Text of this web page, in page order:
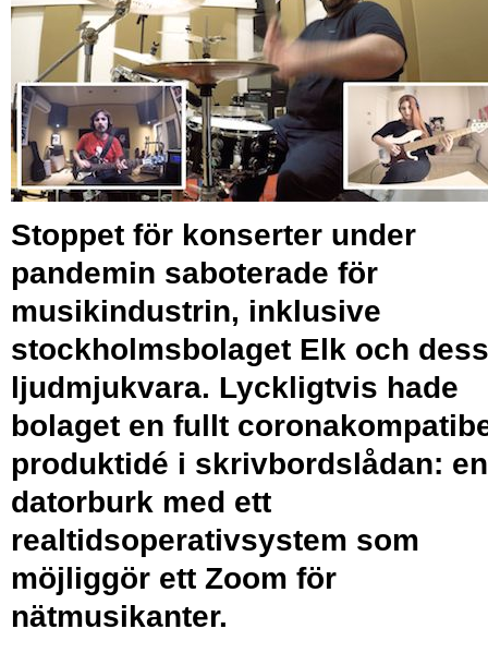
Stoppet för konserter under
pandemin saboterade för
musikindustrin, inklusive
stockholmsbolaget Elk och dess
ljudmjukvara. Lyckligtvis hade
bolaget en fullt
produktidé i skrivbordslådan: en
datorburk med ett
realtidsoperativsystem som
möjliggör ett Zoom för
nätmusikanter.